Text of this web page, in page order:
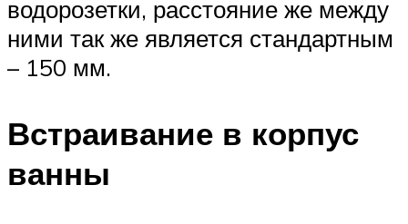
водорозетки, расстояние же между
ними так же является стандартным
– 150 мм.
Встраивание в корпус
ванны